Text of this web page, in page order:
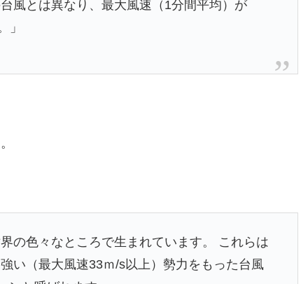
風とは異なり、最大風速（1分間平均）が
」
の色々なところで生まれています。 これらは
い（最大風速33ｍ/s以上）勢力をもった台風